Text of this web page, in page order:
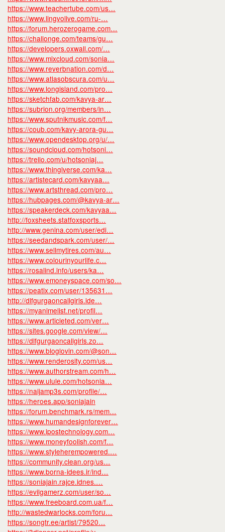
https://www.teachertube.com/us…
https://www.lingvolive.com/ru-…
https://forum.herozerogame.com…
https://challonge.com/teams/gu…
https://developers.oxwall.com/…
https://www.mixcloud.com/sonia…
https://www.reverbnation.com/d…
https://www.atlasobscura.com/u…
https://www.longisland.com/pro…
https://sketchfab.com/kavya-ar…
https://subrion.org/members/in…
https://www.sputnikmusic.com/f…
https://coub.com/kavy-arora-gu…
https://www.opendesktop.org/u/…
https://soundcloud.com/hotsoni…
https://trello.com/u/hotsoniaj…
https://www.thingiverse.com/ka…
https://artistecard.com/kavyaa…
https://www.artsthread.com/pro…
https://hubpages.com/@kavya-ar…
https://speakerdeck.com/kavyaa…
http://foxsheets.statfoxsports…
http://www.genina.com/user/edi…
https://seedandspark.com/user/…
https://www.sellmytires.com/au…
https://www.colourinyourlife.c…
https://rosalind.info/users/ka…
https://www.emoneyspace.com/so…
https://peatix.com/user/135631…
http://dlfgurgaoncallgirls.ide…
https://myanimelist.net/profil…
https://www.articleted.com/ver…
https://sites.google.com/view/…
https://dlfgurgaoncallgirls.zo…
https://www.bloglovin.com/@son…
https://www.renderosity.com/us…
https://www.authorstream.com/h…
https://www.ulule.com/hotsonia…
https://naijamp3s.com/profile/…
https://heroes.app/soniajain
https://forum.benchmark.rs/mem…
https://www.humandesignforever…
https://www.ipostechnology.com…
https://www.moneyfoolish.com/f…
https://www.styleherempowered.…
https://community.clean.org/us…
https://www.borna-idees.ir/ind…
https://soniajain.rajce.idnes.…
https://evilgamerz.com/user/so…
https://www.freeboard.com.ua/f…
http://wastedwarlocks.com/foru…
https://songtr.ee/artist/79520…